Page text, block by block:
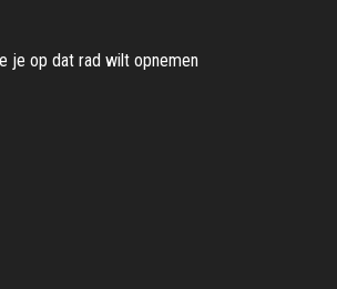
je op dat rad wilt opnemen